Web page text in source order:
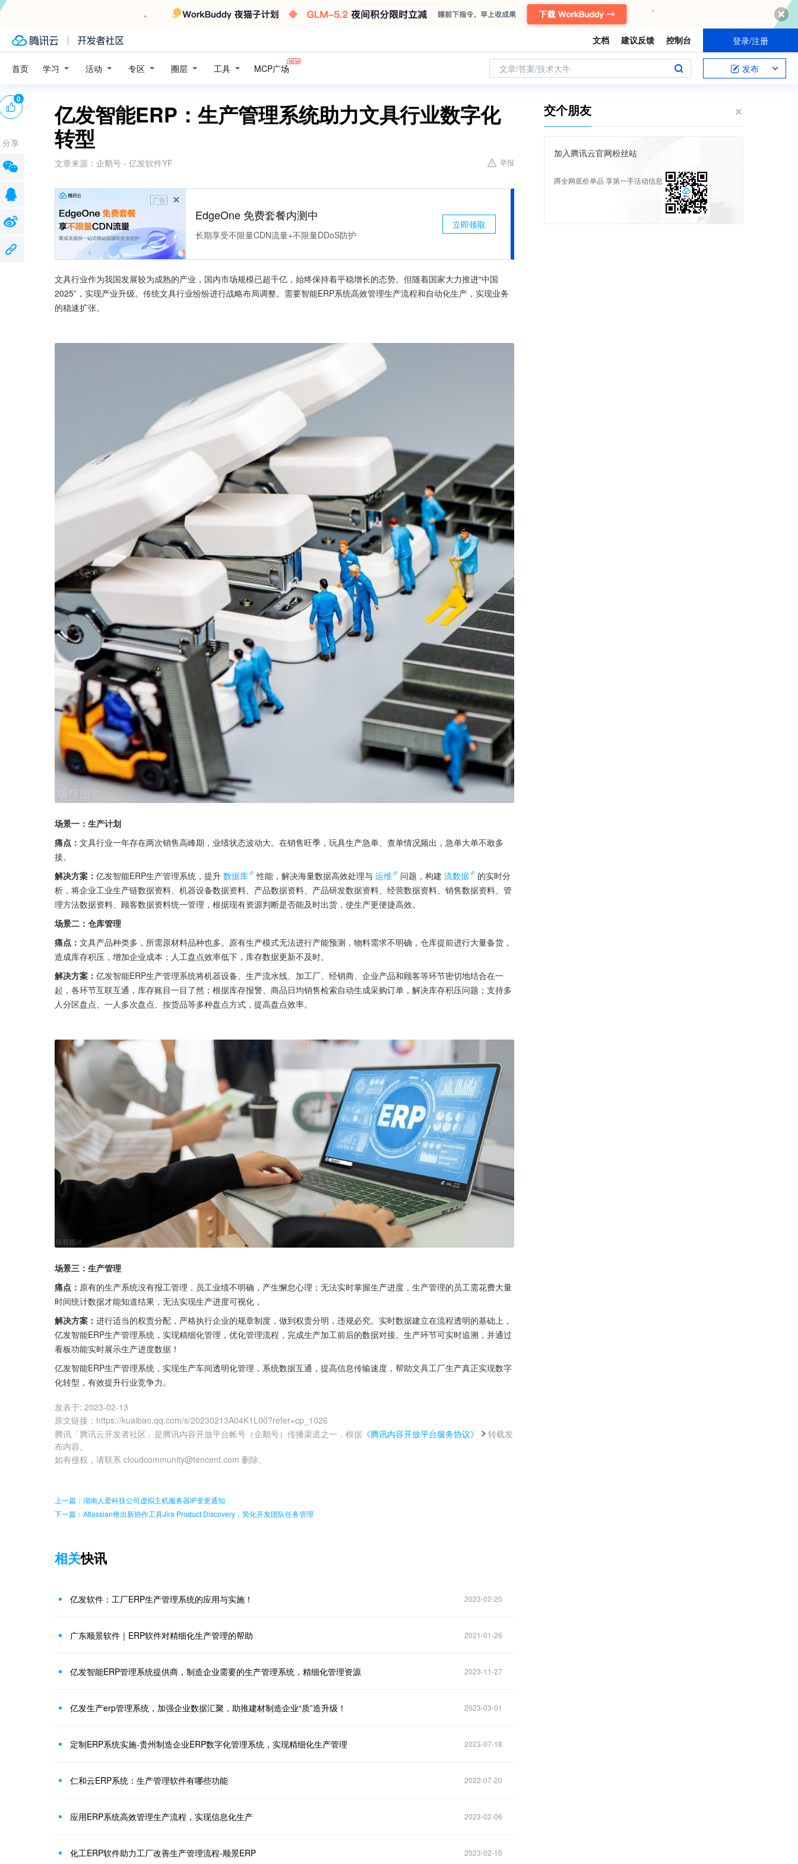
文档 建议反馈 控制台 登录/注册
首页 学习 活动 专区 圈层 工具 MCP广场 文章/答案/技术大牛 发布
亿发智能ERP：生产管理系统助力文具行业数字化
转型
文章来源： 企鹅号 - 亿发软件YF 举报
广告
EdgeOne 免费套餐内测中
长期享受不限量CDN流量+不限量DDoS防护
立即领取
文具行业作为我国发展较为成熟的产业，国内市场规模已超千亿，始终保持着平稳增长的态势。但随着国家大力推进“中国
2025”，实现产业升级。传统文具行业纷纷进行战略布局调整。需要智能ERP系统高效管理生产流程和自动化生产，实现业务
的稳速扩张。
场景一：生产计划
痛点： 文具行业一年存在两次销售高峰期，业绩状态波动大。在销售旺季，玩具生产急单、查单情况频出，急单大单不敢多
接。
解决方案： 亿发智能ERP生产管理系统，提升 数据库 性能，解决海量数据高效处理与 运维 问题，构建 流数据
的实时分
析，将企业工业生产链数据资料、机器设备数据资料、产品数据资料、产品研发数据资料、经营数据资料、销售数据资料、管
理方法数据资料、顾客数据资料统一管理，根据现有资源判断是否能及时出货，使生产更便捷高效。
场景二：仓库管理
痛点： 文具产品种类多，所需原材料品种也多。原有生产模式无法进行产能预测，物料需求不明确，仓库提前进行大量备货，
造成库存积压，增加企业成本；人工盘点效率低下，库存数据更新不及时。
解决方案： 亿发智能ERP生产管理系统将机器设备、生产流水线、加工厂、经销商、企业产品和顾客等环节密切地结合在一
起，各环节互联互通，库存账目一目了然；根据库存报警、商品日均销售检索自动生成采购订单，解决库存积压问题；支持多
人分区盘点、一人多次盘点、按货品等多种盘点方式，提高盘点效率。
场景三：生产管理
痛点： 原有的生产系统没有报工管理，员工业绩不明确，产生懈怠心理；无法实时掌握生产进度，生产管理的员工需花费大量
时间统计数据才能知道结果，无法实现生产进度可视化，
解决方案： 进行适当的权责分配，严格执行企业的规章制度，做到权责分明，违规必究。实时数据建立在流程透明的基础上，
亿发智能ERP生产管理系统，实现精细化管理，优化管理流程，完成生产加工前后的数据对接。生产环节可实时追溯，并通过
看板功能实时展示生产进度数据！
亿发智能ERP生产管理系统，实现生产车间透明化管理，系统数据互通，提高信息传输速度，帮助文具工厂生产真正实现数字
化转型，有效提升行业竞争力。
发表于: 2023-02-13
原文链接 ： https://kuaibao.qq.com/s/20230213A04K1L00?refer=cp_1026
腾讯「腾讯云开发者社区」是腾讯内容开放平台帐号（企鹅号）传播渠道之一，根据 《腾讯内容开放平台服务协议》
转载发
布内容。
如有侵权，请联系 cloudcommunity@tencent.com 删除。
0
分享
上一篇：湖南人爱科技公司虚拟主机服务器IP变更通知
下一篇：Atlassian推出新协作工具Jira Product Discovery，简化开发团队任务管理
相关快讯
亿发软件：工厂ERP生产管理系统的应用与实施！ 2023-02-20
广东顺景软件｜ERP软件对精细化生产管理的帮助 2021-01-26
亿发智能ERP管理系统提供商，制造企业需要的生产管理系统，精细化管理资源 2023-11-27
亿发生产erp管理系统，加强企业数据汇聚，助推建材制造企业“质”造升级！ 2023-03-01
定制ERP系统实施-贵州制造企业ERP数字化管理系统，实现精细化生产管理 2023-07-18
仁和云ERP系统：生产管理软件有哪些功能 2022-07-20
应用ERP系统高效管理生产流程，实现信息化生产 2023-02-06
化工ERP软件助力工厂改善生产管理流程-顺景ERP 2023-02-15
交个朋友
加入腾讯云官网粉丝站
蹲全网底价单品 享第一手活动信息